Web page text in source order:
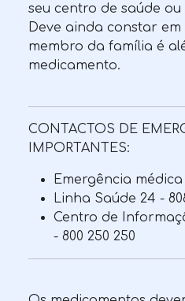
seu centro de saúde
Deve ainda constar
membro da família é
medicamento.
CONTACTOS DE
IMPORTANTES:
Emergência médica
Linha Saúde 24 -
Centro de
- 800 250 250